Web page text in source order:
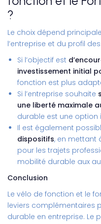
?
Le choix dépend
l’entreprise et du profil
Si l’objectif est
investissement initial
fonction est plus
Si l’entreprise souhaite
une liberté maximale
durable est une option
Il est également
dispositifs, en mettant
pour les trajets
mobilité durable aux
Conclusion
Le vélo de fonction et le
leviers complémentaires
durable en entreprise. Le